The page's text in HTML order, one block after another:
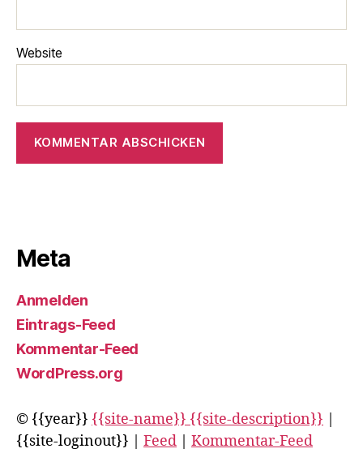
Website
Meta
Anmelden
Eintrags-Feed
Kommentar-Feed
WordPress.org
© {{year}} {{site-name}} {{site-description}} |
{{site-loginout}} | Feed | Kommentar-Feed